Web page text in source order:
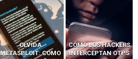
OLVIDA
METASPLOIT: CÓMO
CÓMO LOS HACKERS
INTERCEPTAN OTPS